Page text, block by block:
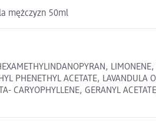
mężczyzn 50ml
PHENETHYL ACETATE, LAVANDULA
CARYOPHYLLENE, GERANYL